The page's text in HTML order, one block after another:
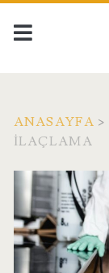
ANASAYFA >
İLAÇLAMA